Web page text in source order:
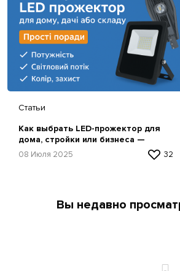
Статьи
Как выбрать LED-прожектор для
дома, стройки или бизнеса —
простая инструкция
08 Июля 2025 32
Вы недавно